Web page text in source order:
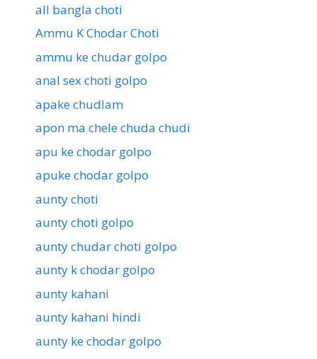
all bangla choti
Ammu K Chodar Choti
ammu ke chudar golpo
anal sex choti golpo
apake chudlam
apon ma chele chuda chudi
apu ke chodar golpo
apuke chodar golpo
aunty choti
aunty choti golpo
aunty chudar choti golpo
aunty k chodar golpo
aunty kahani
aunty kahani hindi
aunty ke chodar golpo